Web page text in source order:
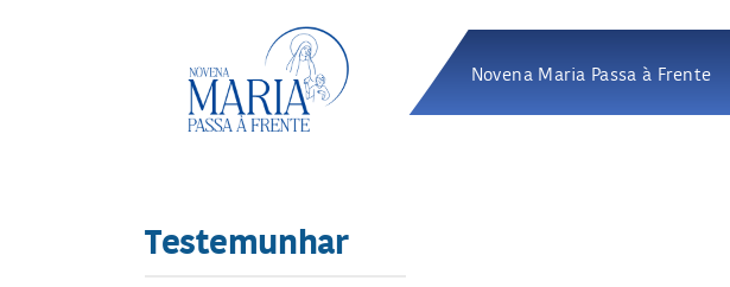
Novena Maria Passa à Frente
Testemunhar